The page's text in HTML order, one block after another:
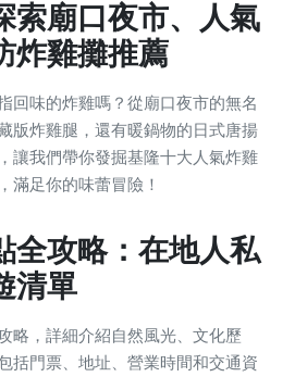
索廟口夜市、人氣
炸雞攤推薦
回味的炸雞嗎？從廟口夜市的無名
版炸雞腿，還有暖鍋物的日式唐揚
讓我們帶你發掘基隆十大人氣炸雞
滿足你的味蕾冒險！
全攻略：在地人私
清單
略，詳細介紹自然風光、文化歷
括門票、地址、營業時間和交通資